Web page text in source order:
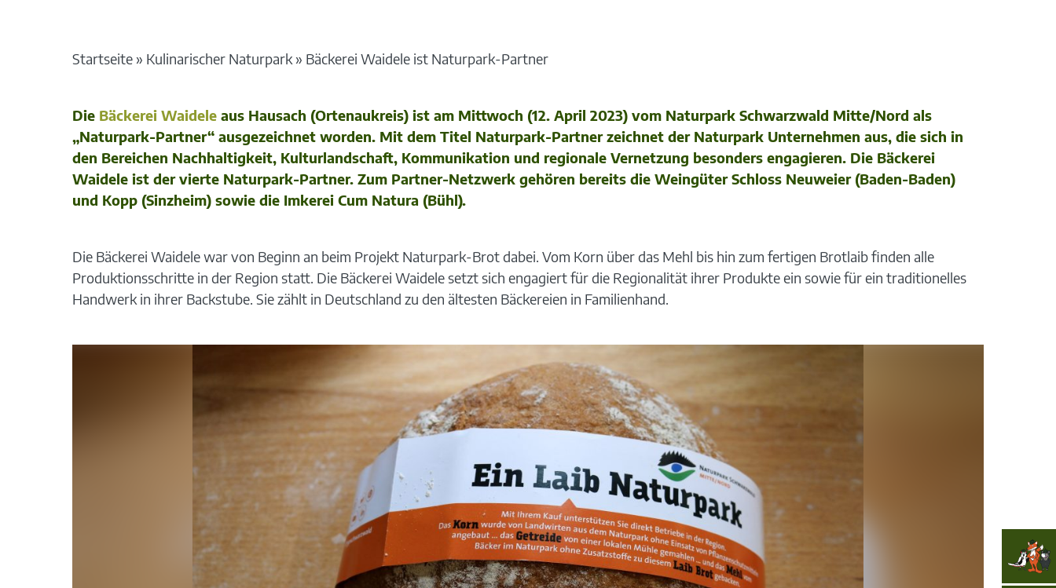
Startseite» Kulinarischer Naturpark» Bäckerei Waidele ist Naturpark-Partner
Die Bäckerei Waideleaus Hausach (Ortenaukreis) ist am Mittwoch (12. April 2023) vom Naturpark Schwarzwald Mitte/Nord als
„Naturpark-Partner“ ausgezeichnet worden. Mit dem Titel Naturpark-Partner zeichnet der Naturpark Unternehmen aus, die sich in
den Bereichen Nachhaltigkeit, Kulturlandschaft, Kommunikation und regionale Vernetzung besonders engagieren. Die Bäckerei
Waidele ist der vierte Naturpark-Partner. Zum Partner-Netzwerk gehören bereits die Weingüter Schloss Neuweier (Baden-Baden)
und Kopp (Sinzheim) sowie die Imkerei Cum Natura (Bühl).
Die Bäckerei Waidele war von Beginn an beim Projekt Naturpark-Brot dabei. Vom Korn über das Mehl bis hin zum fertigen Brotlaib finden alle
Produktionsschritte in der Region statt. Die Bäckerei Waidele setzt sich engagiert für die Regionalität ihrer Produkte ein sowie für ein traditionelles
Handwerk in ihrer Backstube. Sie zählt in Deutschland zu den ältesten Bäckereien in Familienhand.